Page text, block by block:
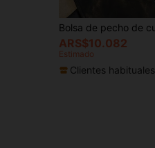
ARS$10.082
Estimado
Clientes habituales